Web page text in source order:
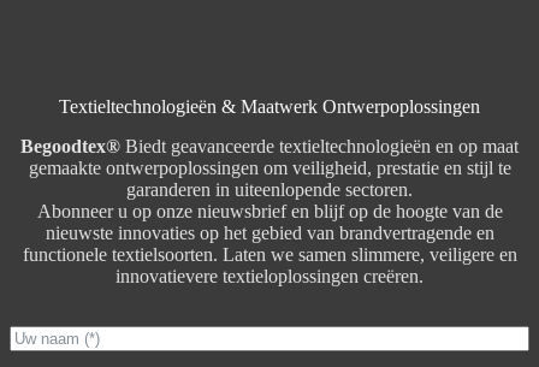
Textieltechnologieën & Maatwerk Ontwerpoplossingen
Begoodtex® Biedt geavanceerde textieltechnologieën en op maat
gemaakte ontwerpoplossingen om veiligheid, prestatie en stijl te
garanderen in uiteenlopende sectoren.
Abonneer u op onze nieuwsbrief en blijf op de hoogte van de
nieuwste innovaties op het gebied van brandvertragende en
functionele textielsoorten. Laten we samen slimmere, veiligere en
innovatievere textieloplossingen creëren.